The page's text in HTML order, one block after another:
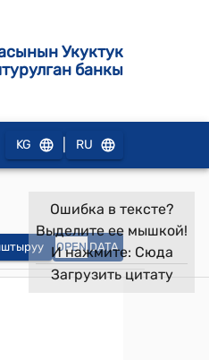
Укуктук
банкы
KG RU
OPEN DATA
Ошибка в тексте?
Выделите ее мышкой!
И нажмите: Сюда
Загрузить цитату